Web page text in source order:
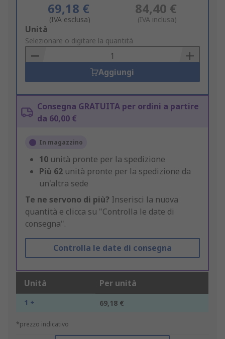
69,18 €
(IVA esclusa)
84,40 €
(IVA inclusa)
Add
to
Basket
Unità
Selezionare o digitare la quantità
Aggiungi
Consegna GRATUITA per ordini a partire
da 60,00 €
In magazzino
10 unità pronte per la spedizione
Più 62 unità pronte per la spedizione da
un'altra sede
Te ne servono di più? Inserisci la nuova
quantità e clicca su "Controlla le date di
consegna".
Controlla le date di consegna
Unità Per unità
1 + 69,18 €
*prezzo indicativo